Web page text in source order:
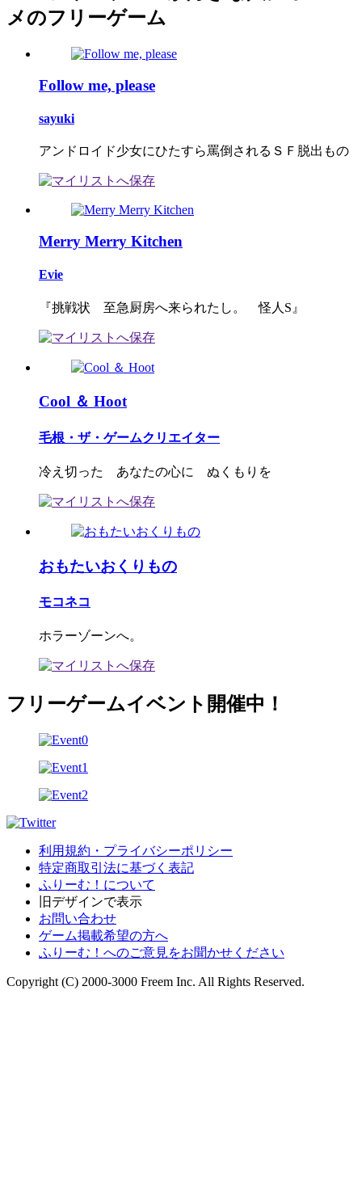
メのフリーゲーム
Follow me, please
sayuki
アンドロイド少女にひたすら罵倒されるＳＦ脱出もの
Merry Merry Kitchen
Evie
『挑戦状 至急厨房へ来られたし。 怪人S』
Cool ＆ Hoot
毛根・ザ・ゲームクリエイター
冷え切った あなたの心に ぬくもりを
おもたいおくりもの
モコネコ
ホラーゾーンへ。
フリーゲームイベント開催中！
利用規約・プライバシーポリシー
特定商取引法に基づく表記
ふりーむ！について
旧デザインで表示
お問い合わせ
ゲーム掲載希望の方へ
ふりーむ！へのご意見をお聞かせください
Copyright (C) 2000-3000 Freem Inc. All Rights Reserved.